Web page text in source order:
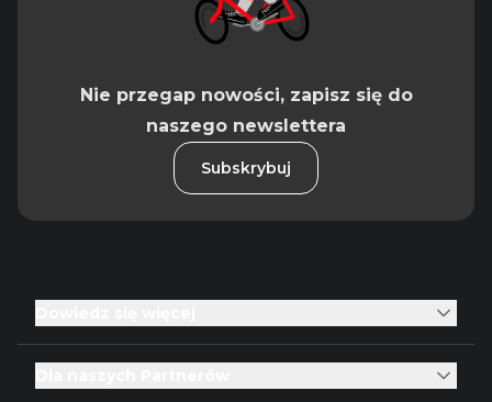
Nie przegap nowości, zapisz się do
naszego newslettera
Subskrybuj